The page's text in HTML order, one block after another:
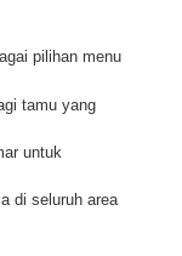
pilihan menu
tamu yang
untuk
di seluruh area